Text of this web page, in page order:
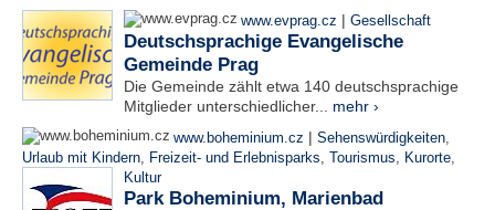
www.evprag.cz | Gesellschaft
Deutschsprachige Evangelische
Gemeinde Prag
Die Gemeinde zählt etwa 140 deutschsprachige
Mitglieder unterschiedlicher... mehr ›
www.boheminium.cz | Sehenswürdigkeiten,
Urlaub mit Kindern, Freizeit- und Erlebnisparks, Tourismus, Kurorte,
Kultur
Park Boheminium, Marienbad